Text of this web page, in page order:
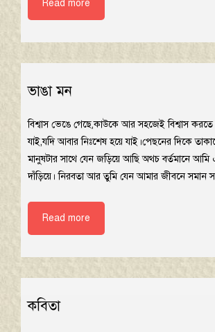
Read more
ভাঙা মন
বিশ্বাস ভেঙে গেছে,কাউকে আর সহজেই বিশ্বাস করতে
যাই,যদি আবার নিঃশেষ হয়ে যাই।পেছনের দিকে
মানুষটার সাথে যেন জড়িয়ে আছি অথচ বর্তমানে
দাঁড়িয়ে। নিরবতা আর তুমি যেন আমার জীবনে সমান
Read more
কবিতা